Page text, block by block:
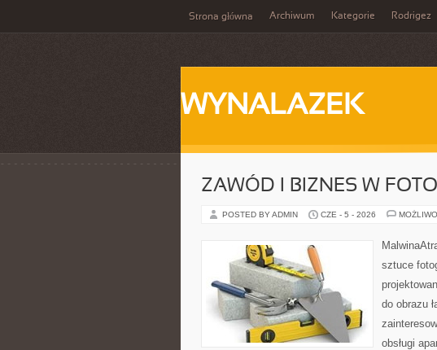
Strona główna Archiwum Kategorie Rodrigez
WYNALAZEK
ZAWÓD I BIZNES W
POSTED BY ADMIN CZE - 5 - 2026
sztuce
do obrazu
obsługi